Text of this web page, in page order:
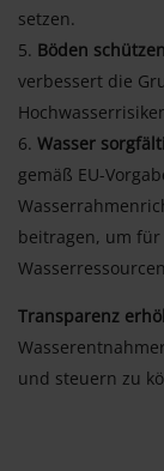
setzen.
Böden
verbessert die
Wasser
gemäß EU-
beitragen, um
Transparenz
und steuern zu